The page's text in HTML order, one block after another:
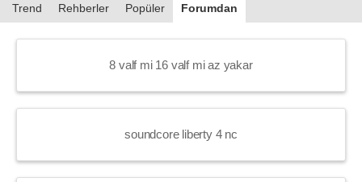
Trend Rehberler Popüler Forumdan
8 valf mi 16 valf mi az yakar
soundcore liberty 4 nc